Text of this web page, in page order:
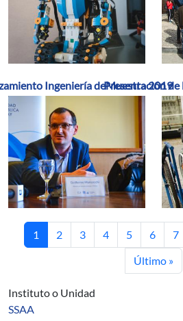
Ingeniería deMuestra 2019
Presentación de
Página actual
1 Página
2 Página
3 Página
4 Página
5 Página
6 7
Última
Último »
Instituto o Unidad
SSAA